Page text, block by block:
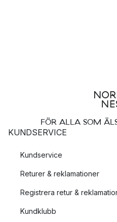
FÖR ALLA SOM
KUNDSERVICE
Kundservice
Returer & reklamationer
Registrera retur &
Kundklubb